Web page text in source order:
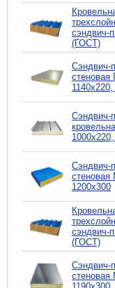
сэндвич-
(ГОСТ)
Сэндвич-
стеновая
1140x220,
Сэндвич-
1000x220,
Сэндвич-
1200x300
сэндвич-
(ГОСТ)
Сэндвич-
1190x300,